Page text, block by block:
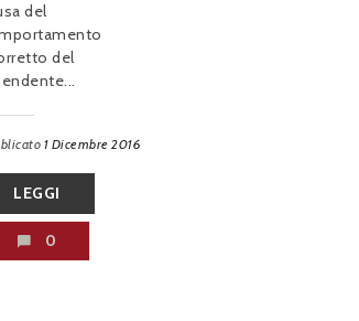
del
del
1 Dicembre 2016
LEGGI
0